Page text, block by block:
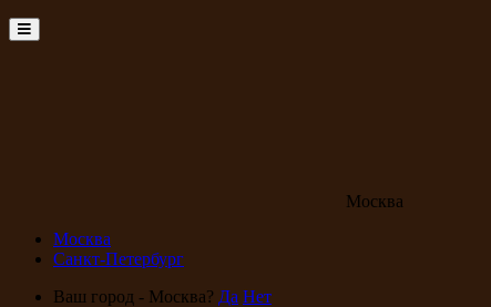
Menu
Москва
Москва
Санкт-Петербург
Ваш город - Москва? Да Нет